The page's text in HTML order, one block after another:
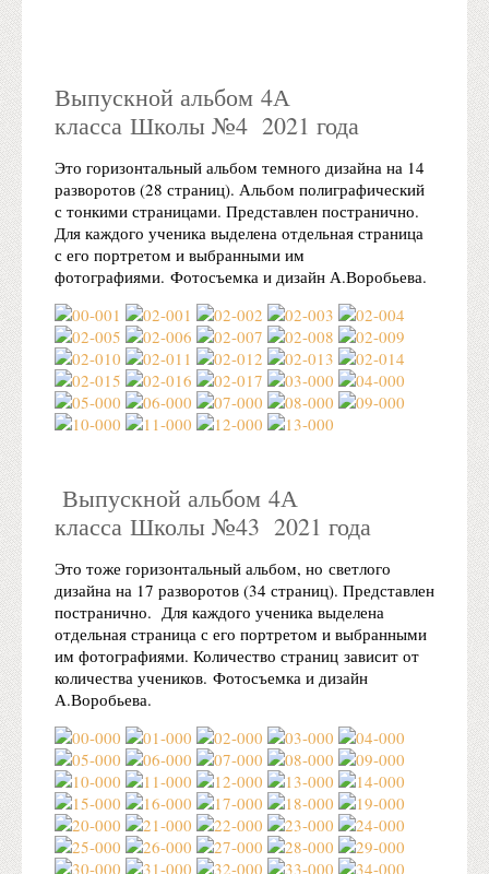
Выпускной альбом 4А
класса Школы №4 2021 года
Это горизонтальный альбом темного дизайна на 14
разворотов (28 страниц). Альбом полиграфический
с тонкими страницами. Представлен постранично.
Для каждого ученика выделена отдельная страница
с его портретом и выбранными им
фотографиями. Фотосъемка и дизайн А.Воробьева.
Выпускной альбом 4А
класса Школы №43 2021 года
Это тоже горизонтальный альбом, но светлого
дизайна на 17 разворотов (34 страниц). Представлен
постранично. Для каждого ученика выделена
отдельная страница с его портретом и выбранными
им фотографиями. Количество страниц зависит от
количества учеников. Фотосъемка и дизайн
А.Воробьева.